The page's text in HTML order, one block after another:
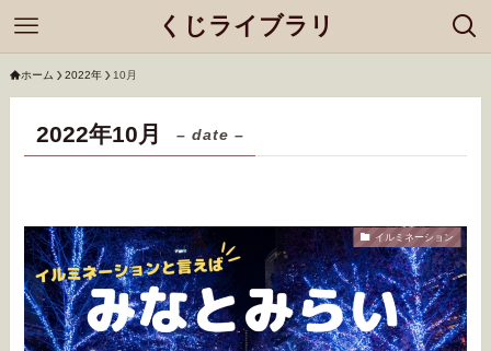
くじライブラリ
ホーム 2022年 10月
2022年10月 – date –
イルミネーション